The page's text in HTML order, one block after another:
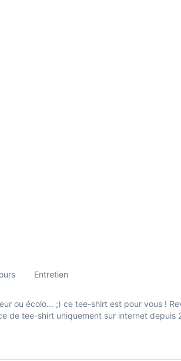
Entretien
ou écolo... ;) ce tee-shirt est pour vous !
de tee-shirt uniquement sur internet depuis